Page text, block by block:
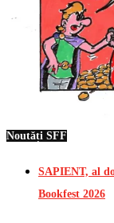
Noutăți SFF
SAPIENT, al
Bookfest 2026